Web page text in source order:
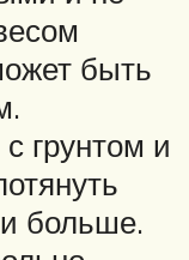
быть
грунтом и
больше.